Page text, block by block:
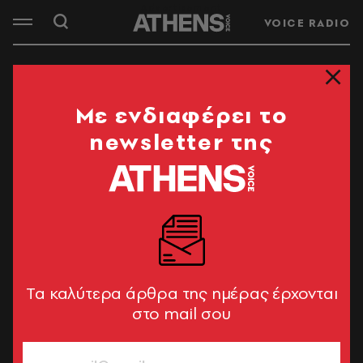
VOICE RADIO
Mε ενδιαφέρει το
newsletter της
Tα καλύτερα άρθρα της ημέρας έρχονται
στο mail σου